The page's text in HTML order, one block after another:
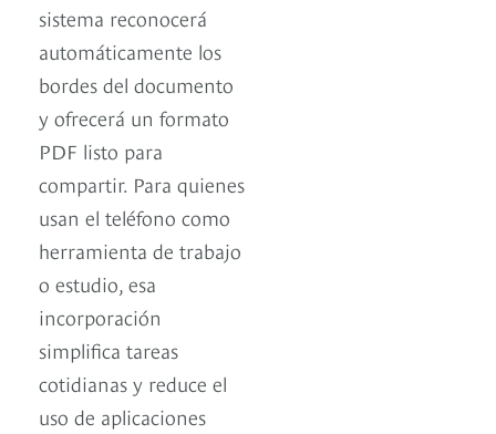
sistema reconocerá
automáticamente los
bordes del documento
y ofrecerá un formato
PDF listo para
compartir. Para quienes
usan el teléfono como
herramienta de trabajo
o estudio, esa
incorporación
simplifica tareas
cotidianas y reduce el
uso de aplicaciones